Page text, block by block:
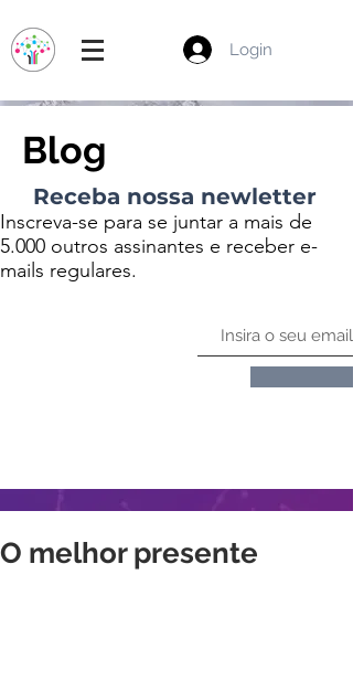
Login
Blog
Receba nossa newletter
Inscreva-se para se juntar a mais de
5.000 outros assinantes e receber e-
mails regulares.
O melhor presente